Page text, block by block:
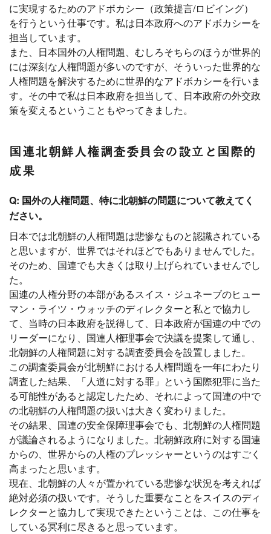
に実現するためのアドボカシー（政策提言/ロビイング）
を行うという仕事です。私は日本政府へのアドボカシーを
担当しています。
また、日本国外の人権問題、むしろそちらのほうが世界的
には深刻な人権問題が多いのですが、そういった世界的な
人権問題を解決するために世界的なアドボカシーを行いま
す。その中で私は日本政府を担当して、日本政府の外交政
策を変えるということもやってきました。
国連北朝鮮人権調査委員会の設立と国際的
成果
Q: 国外の人権問題、特に北朝鮮の問題について教えてく
ださい。
日本では北朝鮮の人権問題は悲惨なものと認識されている
と思いますが、世界ではそれほどでもありませんでした。
そのため、国連でも大きくは取り上げられていませんでし
た。
国連の人権分野の本部があるスイス・ジュネーブのヒュー
マン・ライツ・ウォッチのディレクターと私とで協力し
て、当時の日本政府を説得して、日本政府が国連の中での
リーダーになり、国連人権理事会で決議を提案して通し、
北朝鮮の人権問題に対する調査委員会を設置しました。
この調査委員会が北朝鮮における人権問題を一年にわたり
調査した結果、「人道に対する罪」という国際犯罪に当た
る可能性があると認定したため、それによって国連の中で
の北朝鮮の人権問題の扱いは大きく変わりました。
その結果、国連の安全保障理事会でも、北朝鮮の人権問題
が議論されるようになりました。北朝鮮政府に対する国連
からの、世界からの人権のプレッシャーというのはすごく
高まったと思います。
現在、北朝鮮の人々が置かれている悲惨な状況を考えれば
絶対必須の扱いです。そうした重要なことをスイスのディ
レクターと協力して実現できたということは、この仕事を
している冥利に尽きると思っています。